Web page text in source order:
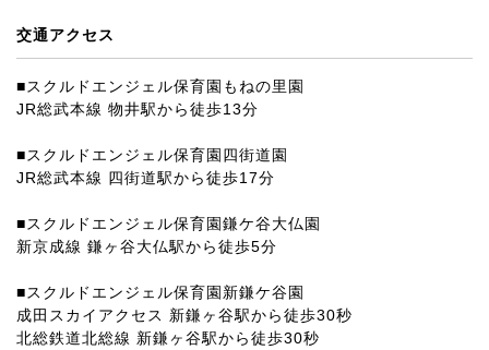
交通アクセス
■スクルドエンジェル保育園もねの里園
JR総武本線 物井駅から徒歩13分
■スクルドエンジェル保育園四街道園
JR総武本線 四街道駅から徒歩17分
■スクルドエンジェル保育園鎌ケ谷大仏園
新京成線 鎌ヶ谷大仏駅から徒歩5分
■スクルドエンジェル保育園新鎌ケ谷園
成田スカイアクセス 新鎌ヶ谷駅から徒歩30秒
北総鉄道北総線 新鎌ヶ谷駅から徒歩30秒